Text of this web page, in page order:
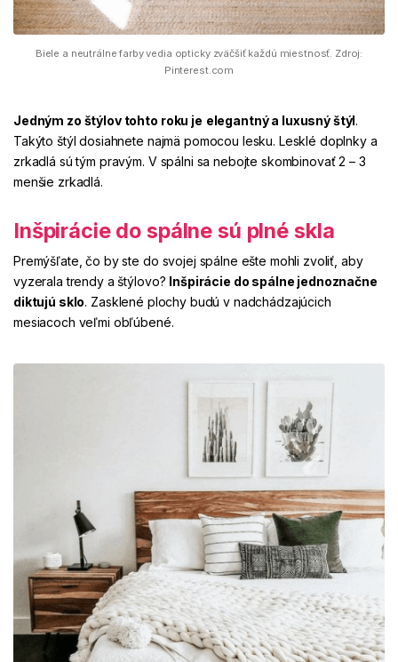
Biele a neutrálne farby vedia opticky zväčšiť každú miestnosť. Zdroj:
Pinterest.com
Jedným zo štýlov tohto roku je elegantný a luxusný štýl.
Takýto štýl dosiahnete najmä pomocou lesku. Lesklé doplnkya
zrkadlá sú tým pravým. V spálni sa nebojte skombinovať 2 – 3
menšie zrkadlá.
Inšpirácie do spálne sú plné skla
Premýšľate, čo by ste do svojej spálne ešte mohli zvoliť, aby
vyzerala trendy a štýlovo? Inšpirácie do spálne jednoznačne
diktujú sklo. Zasklené plochy budú v nadchádzajúcich
mesiacoch veľmi obľúbené.